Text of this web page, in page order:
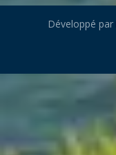
Développé par